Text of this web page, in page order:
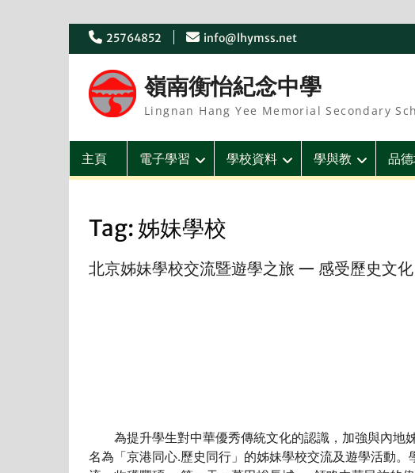
Skip
25764852
info@lhymss.net
嶺南衡怡紀念中學
Lingnan Hang Yee Memorial Secondary
主頁 電子學習 學校資料 學與教 品
Tag:姊妹學校
北京姊妹學校交流暨遊學之旅 — 感受歷史文
為提升學生對中華優秀傳統文化的認識，加強與內地
名為「京港同心.歷史同行」的姊妹學校交流及遊學活動